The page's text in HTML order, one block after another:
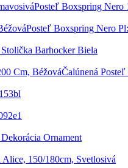
Posteľ Boxspring Nero
Posteľ Boxspring Nero
Barhocker Biela
Čalúnená
Ornament
Alice, 150/180cm, Svetlosivá